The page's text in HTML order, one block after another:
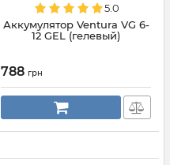
5.0
Аккумулятор Ventura VG 6-
12 GEL (гелевый)
788 грн